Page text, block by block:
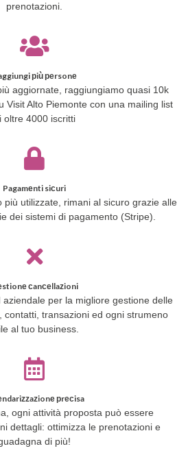
prenotazioni.
più persone
aggiornate, raggiungiamo quasi 10k
Visit Alto Piemonte con una mailing list
oltre 4000 iscritti
Pagamenti sicuri
più utilizzate, rimani al sicuro grazie alle
dei sistemi di pagamento (Stripe).
cancellazioni
per la migliore gestione delle
contatti, transazioni ed ogni strumeno
al tuo business.
precisa
ogni attività proposta può essere
dettagli: ottimizza le prenotazioni e
di più!